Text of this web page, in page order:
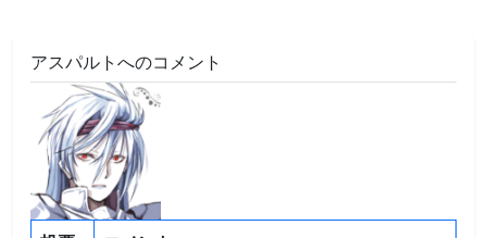
アスパルトへのコメント